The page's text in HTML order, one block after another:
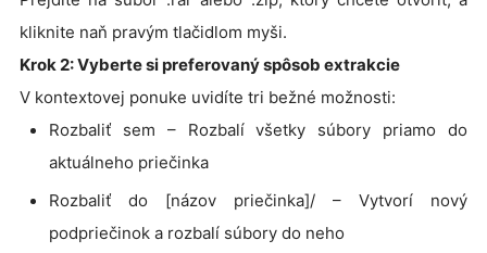
kliknite naň pravým tlačidlom myši.
Krok 2: Vyberte si preferovaný spôsob extrakcie
V kontextovej ponuke uvidíte tri bežné možnosti:
Rozbaliť sem – Rozbalí všetky súbory priamo do
aktuálneho priečinka
Rozbaliť do [názov priečinka]/ – Vytvorí nový
podpriečinok a rozbalí súbory do neho